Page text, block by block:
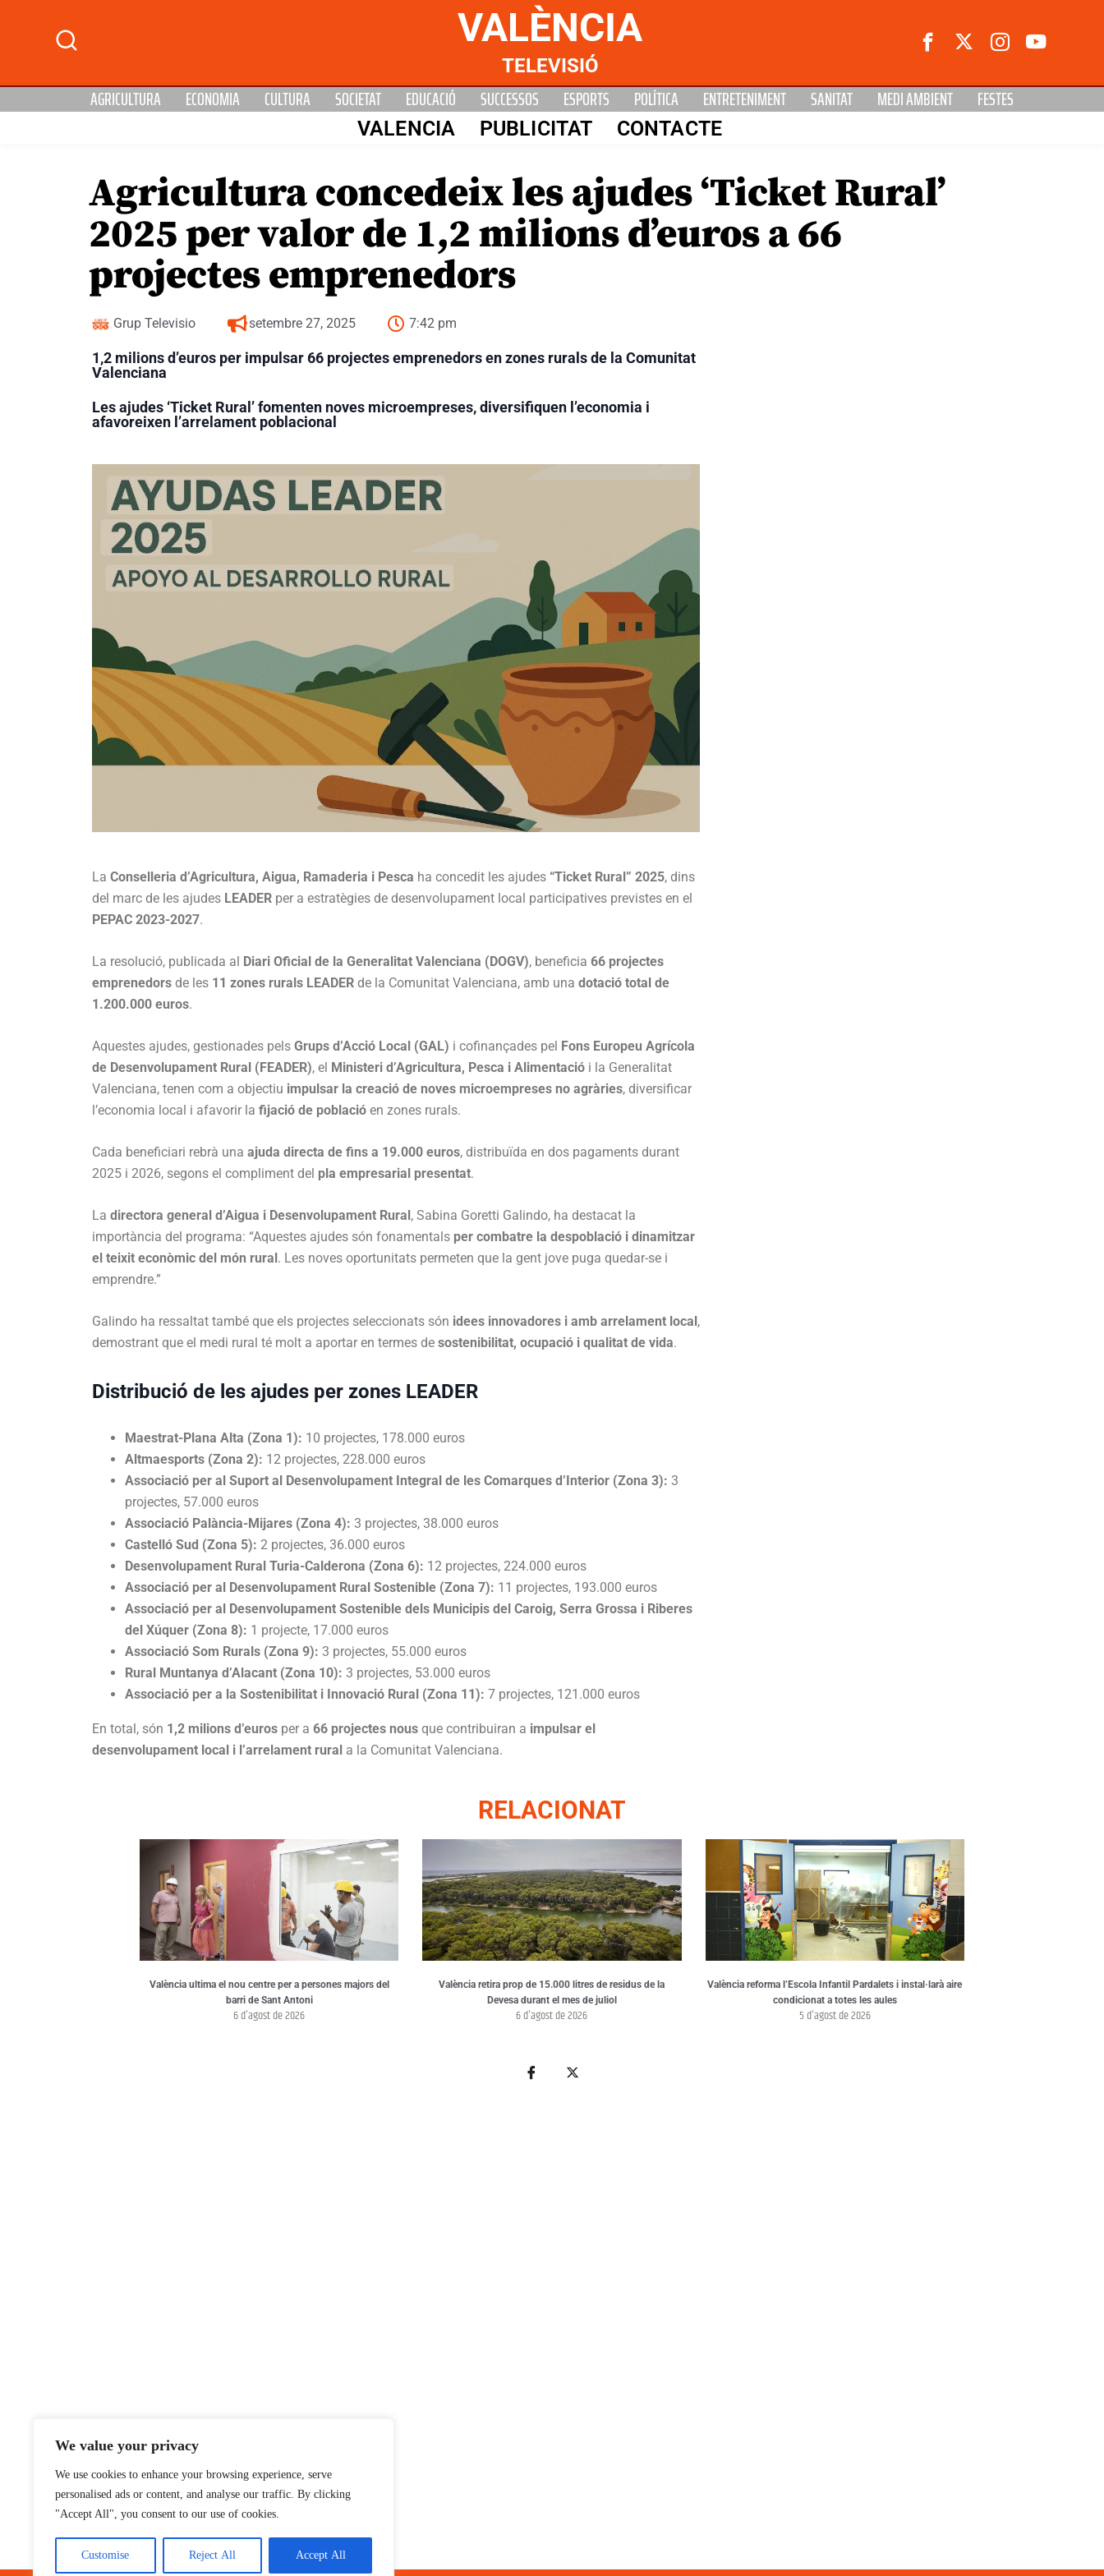
We value your privacy
We use cookies to enhance your browsing experience, serve
personalised ads or content, and analyse our traffic. By clicking
"Accept All", you consent to our use of cookies.
Customise Reject All Accept All
VALÈNCIA
TELEVISIÓ
AGRICULTURA ECONOMIA CULTURA SOCIETAT EDUCACIÓ SUCCESSOS ESPORTS POLÍTICA ENTRETENIMENT SANITAT MEDI AMBIENT FESTES
VALENCIA PUBLICITAT CONTACTE
Agricultura concedeix les ajudes ‘Ticket Rural’
2025 per valor de 1,2 milions d’euros a 66
projectes emprenedors
Grup Televisio setembre 27, 2025 7:42 pm
1,2 milions d’euros per impulsar 66 projectes emprenedors en zones rurals de la Comunitat
Valenciana
Les ajudes ‘Ticket Rural’ fomenten noves microempreses, diversifiquen l’economia i
afavoreixen l’arrelament poblacional
La Conselleria d’Agricultura, Aigua, Ramaderia i Pesca ha concedit les ajudes “Ticket Rural” 2025, dins
del marc de les ajudes LEADER per a estratègies de desenvolupament local participatives previstes en el
PEPAC 2023-2027.
La resolució, publicada al Diari Oficial de la Generalitat Valenciana (DOGV), beneficia 66 projectes
emprenedors de les 11 zones rurals LEADER de la Comunitat Valenciana, amb una dotació total de
1.200.000 euros.
Aquestes ajudes, gestionades pels Grups d’Acció Local (GAL) i cofinançades pel Fons Europeu Agrícola
de Desenvolupament Rural (FEADER), el Ministeri d’Agricultura, Pesca i Alimentació i la Generalitat
Valenciana, tenen com a objectiu impulsar la creació de noves microempreses no agràries, diversificar
l’economia local i afavorir la fijació de població en zones rurals.
Cada beneficiari rebrà una ajuda directa de fins a 19.000 euros, distribuïda en dos pagaments durant
2025 i 2026, segons el compliment del pla empresarial presentat.
La directora general d’Aigua i Desenvolupament Rural , Sabina Goretti Galindo, ha destacat la
importància del programa: “Aquestes ajudes són fonamentals per combatre la despoblació i dinamitzar
el teixit econòmic del món rural . Les noves oportunitats permeten que la gent jove puga quedar-se i
emprendre.”
Galindo ha ressaltat també que els projectes seleccionats són idees innovadores i amb arrelament local ,
demostrant que el medi rural té molt a aportar en termes de sostenibilitat, ocupació i qualitat de vida.
Distribució de les ajudes per zones LEADER
Maestrat-Plana Alta (Zona 1): 10 projectes, 178.000 euros
Altmaesports (Zona 2): 12 projectes, 228.000 euros
Associació per al Suport al Desenvolupament Integral de les Comarques d’Interior (Zona 3): 3
projectes, 57.000 euros
Associació Palància-Mijares (Zona 4): 3 projectes, 38.000 euros
Castelló Sud (Zona 5): 2 projectes, 36.000 euros
Desenvolupament Rural Turia-Calderona (Zona 6): 12 projectes, 224.000 euros
Associació per al Desenvolupament Rural Sostenible (Zona 7): 11 projectes, 193.000 euros
Associació per al Desenvolupament Sostenible dels Municipis del Caroig, Serra Grossa i Riberes
del Xúquer (Zona 8): 1 projecte, 17.000 euros
Associació Som Rurals (Zona 9): 3 projectes, 55.000 euros
Rural Muntanya d’Alacant (Zona 10): 3 projectes, 53.000 euros
Associació per a la Sostenibilitat i Innovació Rural (Zona 11): 7 projectes, 121.000 euros
En total, són 1,2 milions d’euros per a 66 projectes nous que contribuiran a impulsar el
desenvolupament local i l’arrelament rural a la Comunitat Valenciana.
RELACIONAT
València ultima el nou centre per a persones majors del
barri de Sant Antoni
6 d'agost de 2026
València retira prop de 15.000 litres de residus de la
Devesa durant el mes de juliol
6 d'agost de 2026
València reforma l’Escola Infantil Pardalets i instal·larà aire
condicionat a totes les aules
5 d'agost de 2026